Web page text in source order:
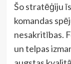
Šo stratēģiju
komandas
nesakritības.
un telpas